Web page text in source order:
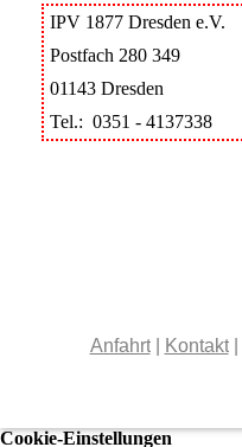
IPV 1877 Dresden e.V.
Postfach 280 349
01143 Dresden
Tel.: 0351 - 4137338
Anfahrt| Kontakt|
Cookie-Einstellungen